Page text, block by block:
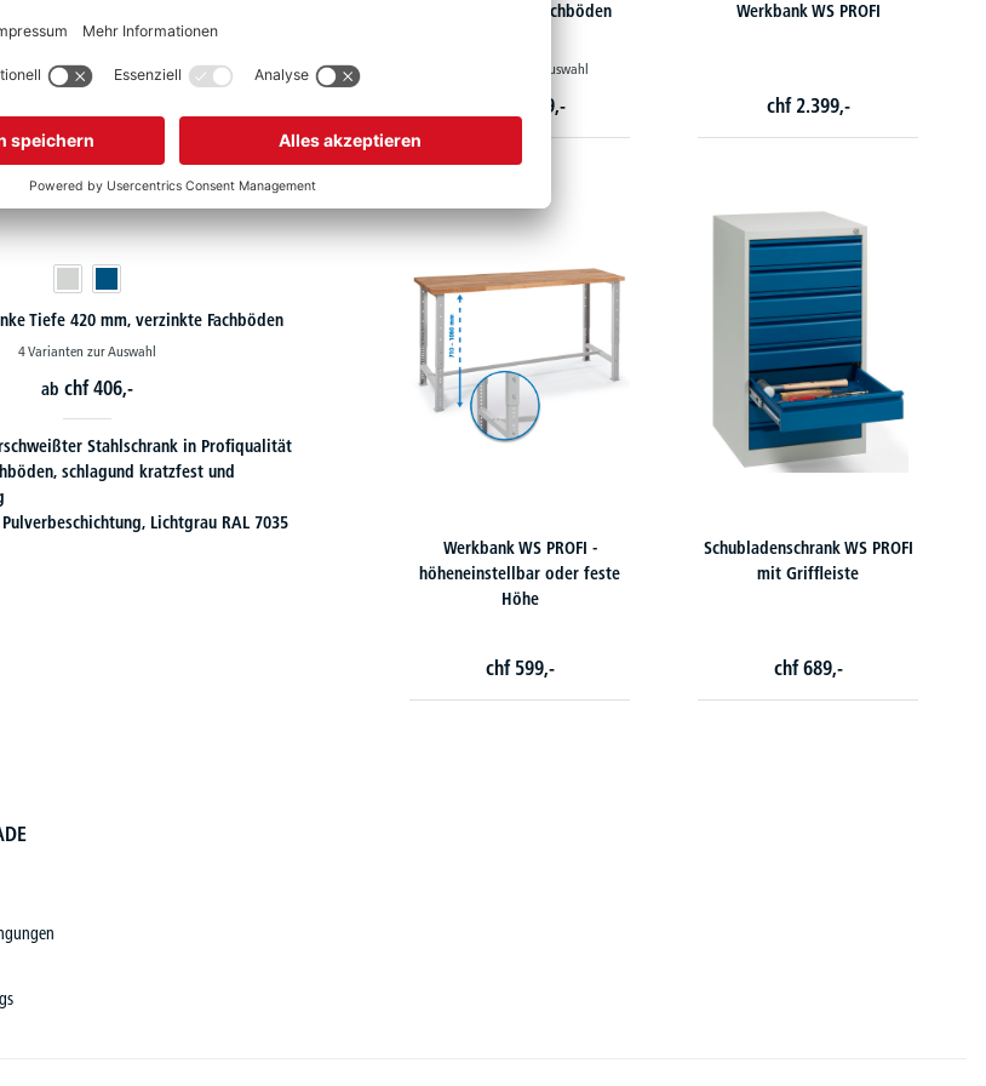
Tiefe 420 mm, verzinkte Fachböden
4 Varianten zur Auswahl
ab chf 406,-
Stahlschrank in Profiqualität
schlagund kratzfest und
Lichtgrau RAL 7035
mm, verzinkte Fachböden
4 Varianten zur Auswahl
549,-
Werkbank WS PROFI
chf 2.399,-
Werkbank WS PROFI -
höheneinstellbar oder feste
Höhe
chf 599,-
Schubladenschrank WS PROFI
mit Griffleiste
chf 689,-